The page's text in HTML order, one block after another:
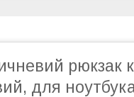
рюкзак
для